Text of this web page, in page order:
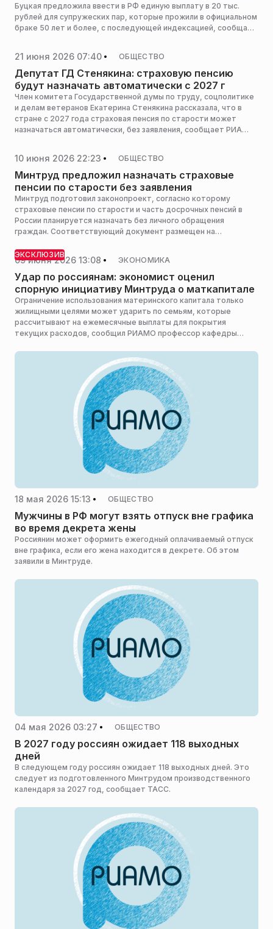
Буцкая предложила ввести в РФ единую выплату в 20 тыс.
рублей для супружеских пар, которые прожили в официальном
браке 50 лет и более, с последующей индексацией, сообщает
21 июня 2026 07:40 ОБЩЕСТВО
Депутат ГД Стенякина: страховую пенсию
будут назначать автоматически с 2027 г
Член комитета Государственной думы по труду, соцполитике
и делам ветеранов Екатерина Стенякина рассказала, что в
стране с 2027 года страховая пенсия по старости может
назначаться автоматически, без заявления, сообщает РИА
10 июня 2026 22:23 ОБЩЕСТВО
Минтруд предложил назначать страховые
пенсии по старости без заявления
Минтруд подготовил законопроект, согласно которому
страховые пенсии по старости и часть досрочных пенсий в
России планируется назначать без личного обращения
граждан. Соответствующий документ размещен на
ЭКСКЛЮЗИВ
09 июня 2026 13:08 ЭКОНОМИКА
Удар по россиянам: экономист оценил
спорную инициативу Минтруда о маткапитале
Ограничение использования материнского капитала только
жилищными целями может ударить по семьям, которые
рассчитывают на ежемесячные выплаты для покрытия
текущих расходов, сообщил РИАМО профессор кафедры
правительстве РФ Сергей Толкачев.
18 мая 2026 15:13 ОБЩЕСТВО
Мужчины в РФ могут взять отпуск вне графика
во время декрета жены
Россиянин может оформить ежегодный оплачиваемый отпуск
вне графика, если его жена находится в декрете. Об этом
заявили в Минтруде.
04 мая 2026 03:27 ОБЩЕСТВО
В 2027 году россиян ожидает 118 выходных
дней
В следующем году россиян ожидает 118 выходных дней. Это
следует из подготовленного Минтрудом производственного
календаря за 2027 год, сообщает ТАСС.